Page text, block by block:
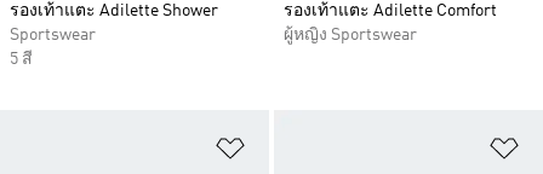
รองเท้าแตะ Adilette Shower
Sportswear
5 สี
รองเท้าแตะ Adilette Comfort
ผู้หญิง Sportswear